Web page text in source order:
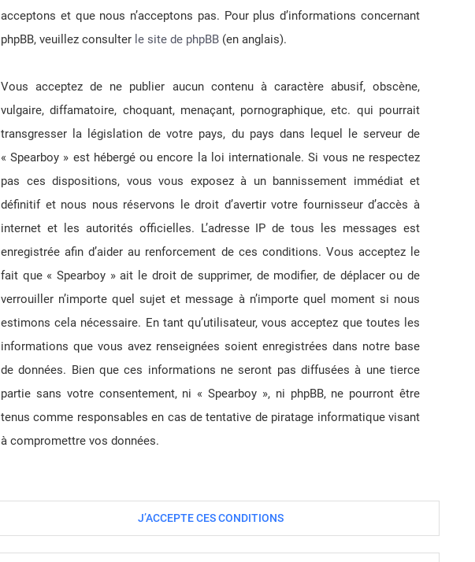
acceptons et que nous n’acceptons pas. Pour plus d’informations concernant
phpBB, veuillez consulter le site de phpBB (en anglais).
Vous acceptez de ne publier aucun contenu à caractère abusif, obscène,
vulgaire, diffamatoire, choquant, menaçant, pornographique, etc. qui pourrait
transgresser la législation de votre pays, du pays dans lequel le serveur de
« Spearboy » est hébergé ou encore la loi internationale. Si vous ne respectez
pas ces dispositions, vous vous exposez à un bannissement immédiat et
définitif et nous nous réservons le droit d’avertir votre fournisseur d’accès à
internet et les autorités officielles. L’adresse IP de tous les messages est
enregistrée afin d’aider au renforcement de ces conditions. Vous acceptez le
fait que « Spearboy » ait le droit de supprimer, de modifier, de déplacer ou de
verrouiller n’importe quel sujet et message à n’importe quel moment si nous
estimons cela nécessaire. En tant qu’utilisateur, vous acceptez que toutes les
informations que vous avez renseignées soient enregistrées dans notre base
de données. Bien que ces informations ne seront pas diffusées à une tierce
partie sans votre consentement, ni « Spearboy », ni phpBB, ne pourront être
tenus comme responsables en cas de tentative de piratage informatique visant
à compromettre vos données.